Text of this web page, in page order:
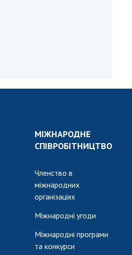
України
Вибори до складу
Бланки документів
НОВИНИ
ЗАСІДАННЯ
УКРАЇНИ
МІЖНАРОДНЕ
СПІВРОБІТНИЦТВО
Членство в
міжнародних
організаціях
Міжнародні угоди
Міжнародні програми
та конкурси